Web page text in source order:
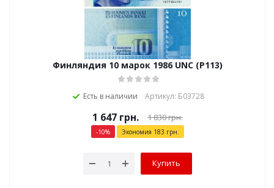
Финляндия 10 марок 1986 UNC (P113)
Есть в наличии Артикул: Б03728
1 647 грн. 1 830грн.
-10% Экономия 183 грн.
Купить